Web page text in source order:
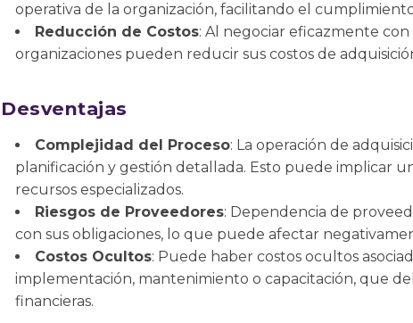
operativa de la organización, facilitando el
Reducción de Costos: Al negociar eficazmente
organizaciones pueden reducir sus costos de
Desventajas
Complejidad del Proceso: La operación de
planificación y gestión detallada. Esto puede implicar
recursos especializados.
Riesgos de Proveedores: Dependencia de
con sus obligaciones, lo que puede afectar
Costos Ocultos: Puede haber costos ocultos
implementación, mantenimiento o capacitación, que
financieras.